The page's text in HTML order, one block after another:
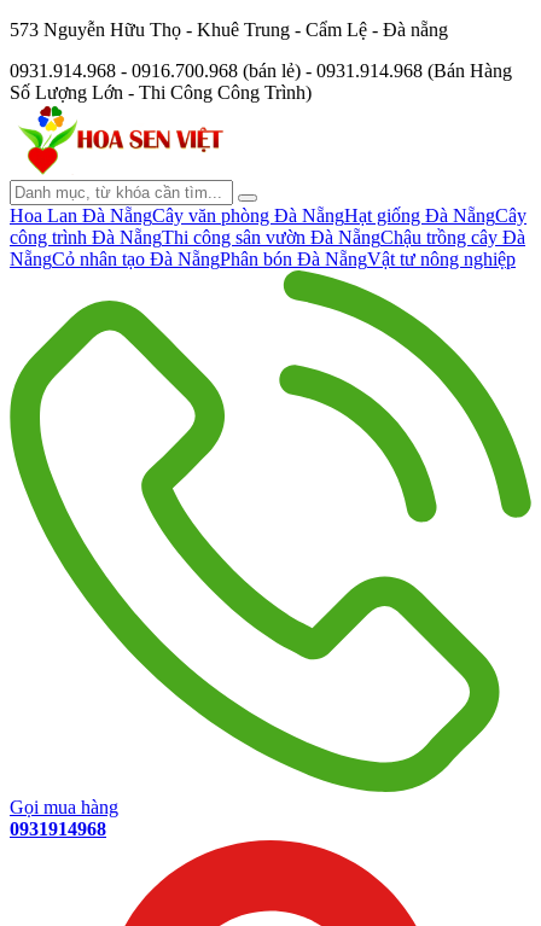
573 Nguyễn Hữu Thọ - Khuê Trung - Cẩm Lệ - Đà nẵng
0931.914.968 - 0916.700.968 (bán lẻ) - 0931.914.968 (Bán Hàng
Số Lượng Lớn - Thi Công Công Trình)
Hoa Lan Đà NẵngCây văn phòng Đà NẵngHạt giống Đà NẵngCây
công trình Đà NẵngThi công sân vườn Đà NẵngChậu trồng cây Đà
NẵngCỏ nhân tạo Đà NẵngPhân bón Đà NẵngVật tư nông nghiệp
Gọi mua hàng
0931914968